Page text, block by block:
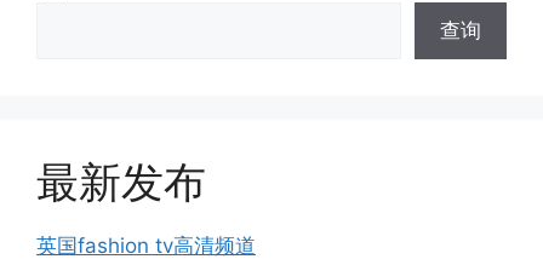
查询
最新发布
英国fashion tv高清频道